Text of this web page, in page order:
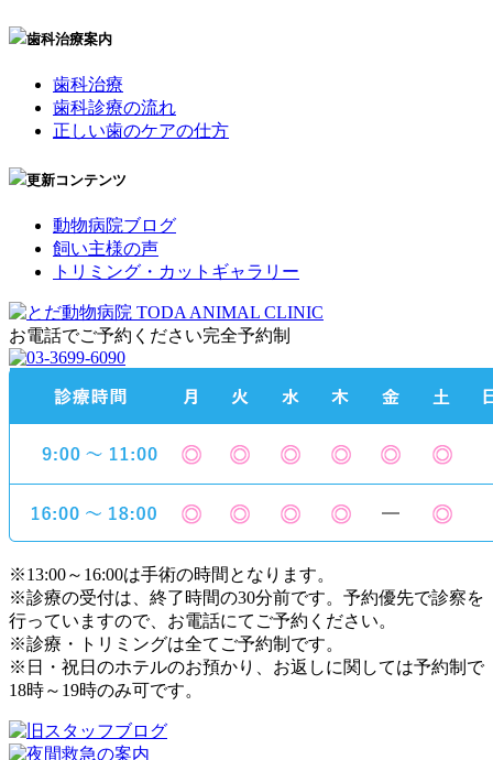
歯科治療案内
歯科治療
歯科診療の流れ
正しい歯のケアの仕方
更新コンテンツ
動物病院ブログ
飼い主様の声
トリミング・カットギャラリー
お電話でご予約ください完全予約制
※13:00～16:00は手術の時間となります。
※診療の受付は、終了時間の30分前です。予約優先で診察を
行っていますので、お電話にてご予約ください。
※診療・トリミングは全てご予約制です。
※日・祝日のホテルのお預かり、お返しに関しては予約制で
18時～19時のみ可です。